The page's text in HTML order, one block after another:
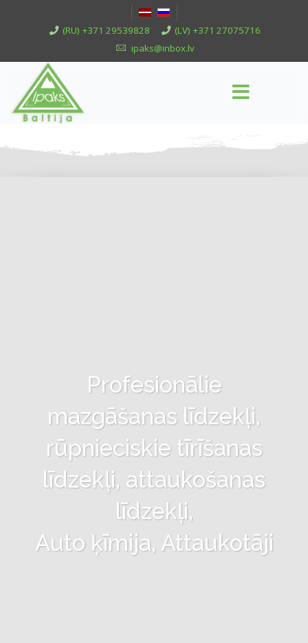
(RU) +371 29539828
(LV) +371 27075716
ipaks@inbox.lv
Profesionālie
mazgāšanas līdzekļi,
rūpnieciskie tīrīšanas
līdzekļi, attaukošanas
līdzekļi,
Auto ķīmija, Attaukotāji